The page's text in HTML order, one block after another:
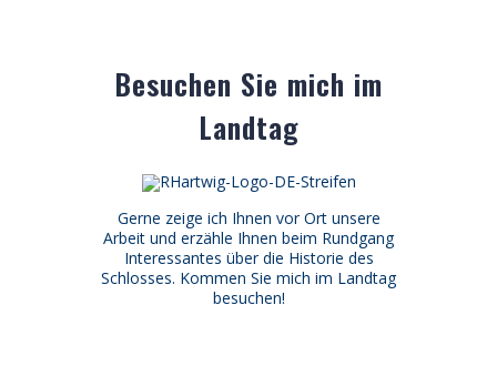
Besuchen Sie mich im
Landtag
Gerne zeige ich Ihnen vor Ort unsere
Arbeit und erzähle Ihnen beim Rundgang
Interessantes über die Historie des
Schlosses. Kommen Sie mich im Landtag
besuchen!